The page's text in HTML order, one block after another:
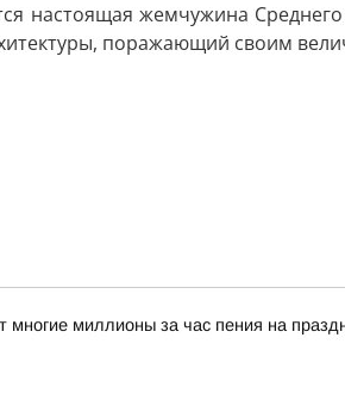
настоящая жемчужина
поражающий своим
миллионы за час пения на